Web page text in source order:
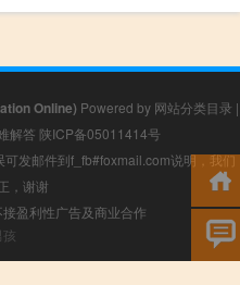
Online) Powered by 网站分类目录 |
解答 陕ICP备05011414号
发邮件到f_fb#foxmail.com说明，我们
，谢谢
盈利性广告及商业合作